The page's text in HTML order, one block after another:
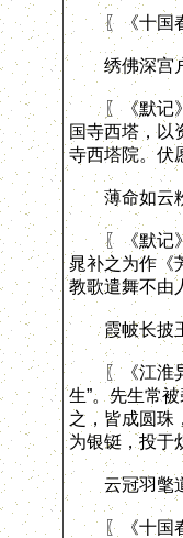
〖《十国春
绣佛深宫户
〖《默记》
国寺西塔，以
寺西塔院。伏
薄命如云粉
〖《默记》
晁补之为作《
教歌遣舞不由
霞帔长披玉
〖《江淮异
生”。先生常
之，皆成圆珠
为银铤，投于
云冠羽氅道
〖《十国春